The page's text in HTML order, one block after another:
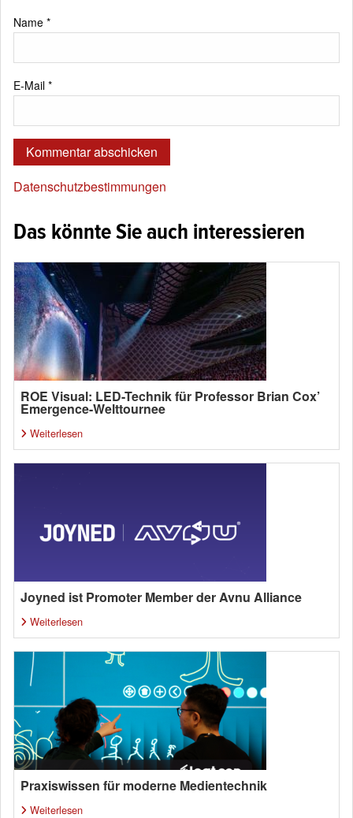
Name *
E-Mail *
Datenschutzbestimmungen
Das könnte Sie auch interessieren
ROE Visual: LED-Technik für Professor Brian Cox’
Emergence-Welttournee
Weiterlesen
Joyned ist Promoter Member der Avnu Alliance
Weiterlesen
Praxiswissen für moderne Medientechnik
Weiterlesen